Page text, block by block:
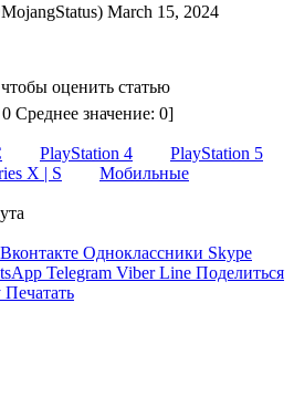
March 15, 2024
оценить статью
0 Среднее значение: 0]
PlayStation 4
PlayStation 5
X | S
Мобильные
Вконтакте Одноклассники Skype
Telegram Viber Line Поделиться
Печатать